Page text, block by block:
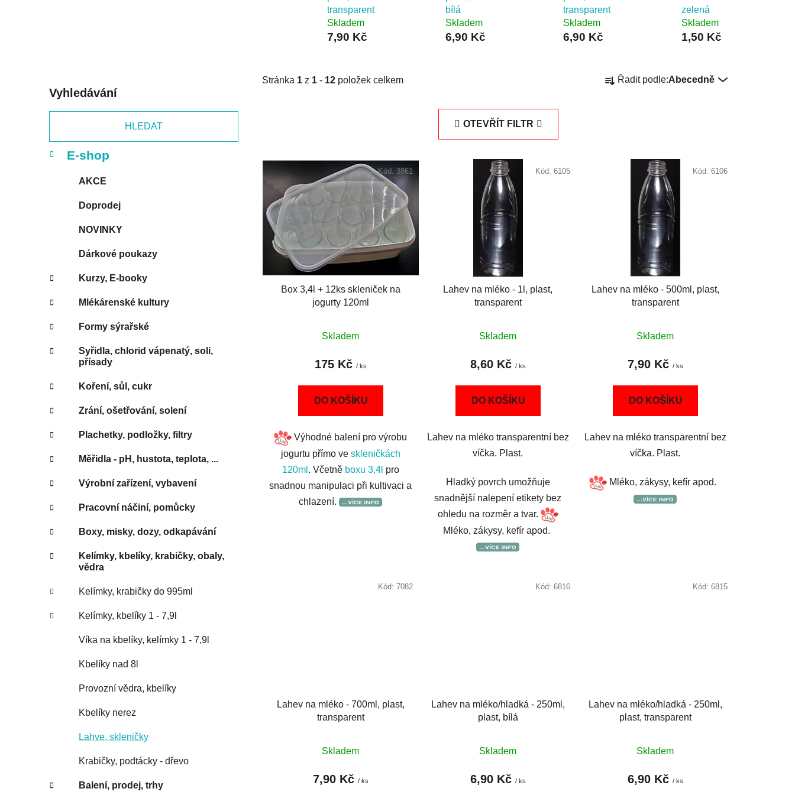
Vyhledávání
HLEDAT
kategorie
K
a
E-shop
AKCE
Doprodej
NOVINKY
Dárkové poukazy
Kurzy, E-booky
Mlékárenské kultury
Formy sýrařské
Syřidla, chlorid vápenatý, soli,
přísady
Koření, sůl, cukr
Zrání, ošetřování, solení
Plachetky, podložky, filtry
Měřidla - pH, hustota, teplota, ...
Výrobní zařízení, vybavení
Pracovní náčiní, pomůcky
Boxy, misky, dozy, odkapávání
Kelímky, kbelíky, krabičky, obaly,
vědra
Kelímky, krabičky do 995ml
Kelímky, kbelíky 1 - 7,9l
Víka na kbelíky, kelímky 1 - 7,9l
Kbelíky nad 8l
Provozní vědra, kbelíky
Kbelíky nerez
Lahve, skleničky
Krabičky, podtácky - dřevo
Balení, prodej, trhy
transparent
Skladem
7,90 Kč
bílá
Skladem
6,90 Kč
transparent
Skladem
6,90 Kč
zelená
Skladem
1,50 Kč
Stránka 1 z 1 - 12 položek celkem
a
Řadit podle:Abecedně
OTEVŘÍT FILTR
V
ý
i
s
Box 3,4l + 12ks skleniček na
jogurty 120ml
Skladem
175 Kč / ks
DO KOŠÍKU
Výhodné balení pro výrobu
jogurtu přímo ve skleničkách
120ml . Včetně boxu 3,4l pro
snadnou manipulaci při kultivaci a
chlazení.
Kód: 3861
Lahev na mléko - 1l, plast,
transparent
Skladem
8,60 Kč / ks
DO KOŠÍKU
Lahev na mléko transparentní bez
víčka. Plast.
Hladký povrch umožňuje
snadnější nalepení etikety bez
ohledu na rozměr a tvar.
Mléko, zákysy, kefír apod.
Kód: 6105
Lahev na mléko - 500ml, plast,
transparent
Skladem
7,90 Kč / ks
DO KOŠÍKU
Lahev na mléko transparentní bez
víčka. Plast.
Mléko, zákysy, kefír apod.
Kód: 6106
Lahev na mléko - 700ml, plast,
transparent
Skladem
7,90 Kč / ks
Kód: 7082
Lahev na mléko/hladká - 250ml,
plast, bílá
Skladem
6,90 Kč / ks
Kód: 6816
Lahev na mléko/hladká - 250ml,
plast, transparent
Skladem
6,90 Kč / ks
Kód: 6815